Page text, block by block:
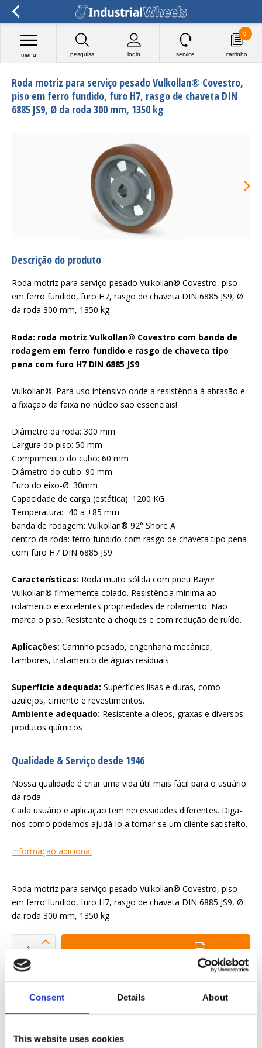
Consent Details About
This website uses cookies
pesquisa login
menu service carrinho
0
Roda motriz para serviço pesado Vulkollan® Covestro,
piso em ferro fundido, furo H7, rasgo de chaveta DIN
6885 JS9, Ø da roda 300 mm, 1350 kg
Descrição do produto
Roda motriz para serviço pesado Vulkollan® Covestro, piso
em ferro fundido, furo H7, rasgo de chaveta DIN 6885 JS9, Ø
da roda 300 mm, 1350 kg
Roda: roda motriz Vulkollan® Covestro com banda de
rodagem em ferro fundido e rasgo de chaveta tipo
pena com furo H7 DIN 6885 JS9
Vulkollan®: Para uso intensivo onde a resistência à abrasão e
a fixação da faixa no núcleo são essenciais!
Diâmetro da roda: 300 mm
Largura do piso: 50 mm
Comprimento do cubo: 60 mm
Diâmetro do cubo: 90 mm
Furo do eixo-Ø: 30mm
Capacidade de carga (estática): 1200 KG
Temperatura: -40 a +85 mm
banda de rodagem: Vulkollan® 92° Shore A
centro da roda: ferro fundido com rasgo de chaveta tipo pena
com furo H7 DIN 6885 JS9
Características: Roda muito sólida com pneu Bayer
Vulkollan® firmemente colado. Resistência mínima ao
rolamento e excelentes propriedades de rolamento. Não
marca o piso. Resistente a choques e com redução de ruído.
Aplicações: Carrinho pesado, engenharia mecânica,
tambores, tratamento de águas residuais
Superfície adequada: Superfícies lisas e duras, como
azulejos, cimento e revestimentos.
Ambiente adequado: Resistente a óleos, graxas e diversos
produtos químicos
Qualidade & Serviço desde 1946
Nossa qualidade é criar uma vida útil mais fácil para o usuário
da roda.
Cada usuário e aplicação tem necessidades diferentes. Diga-
nos como podemos ajudá-lo a tornar-se um cliente satisfeito.
Informação adicional
Roda motriz para serviço pesado Vulkollan® Covestro, piso
em ferro fundido, furo H7, rasgo de chaveta DIN 6885 JS9, Ø
da roda 300 mm, 1350 kg
Solicitar orçamento
Queremos tornar a sua vida profissional mais fácil
Entrega rápida
Modelos CAD 3D